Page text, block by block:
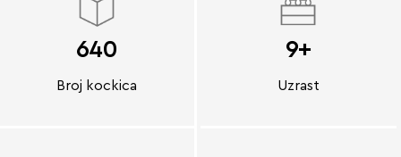
640
Broj kockica
9+
Uzrast